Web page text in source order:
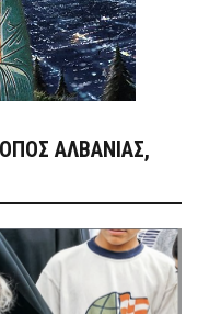
ΑΛΒΑΝΊΑΣ,